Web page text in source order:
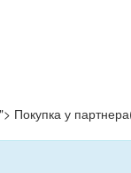
у